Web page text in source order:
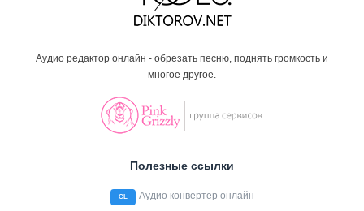
Аудио редактор онлайн - обрезать песню, поднять громкость и
многое другое.
Полезные ссылки
CL Аудио конвертер онлайн